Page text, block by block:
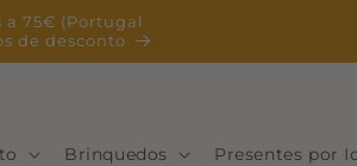
a 75€ (Portugal
de desconto
Brinquedos Presentes por